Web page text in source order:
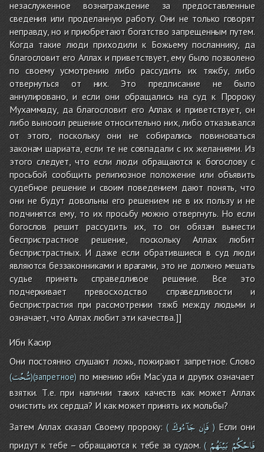
незаслуженное вознаграждение за предоставленные
сведения или проделанную работу. Они не только говорят
неправду, но и приобретают богатство запрещенным путем.
Когда такие люди приходили к Божьему посланнику, да
благословит его Аллах и приветствует, ему было позволено
по своему усмотрению либо рассудить их тяжбу, либо
отвернуться от них. Это предписание не было
аннулировано, и если они обращались на суд к Пророку
Мухаммаду, да благословит его Аллах и приветствует, он
либо выносил решение относительно них, либо отказывался
от этого, поскольку они не собирались повиноваться
законам шариата, если те не совпадали с их желаниями. Из
этого следует, что если люди обращаются к богослову с
просьбой сообщить религиозное положение или объявить
судебное решение и своим поведением дают понять, что
они не будут довольны его решением не в их пользу и не
подчинятся ему, то их просьбу можно отвергнуть. Но если
богослов решит рассудить их, то он обязан вынести
беспристрастное решение, поскольку Аллах любит
беспристрастных. И даже если обратившиеся в суд люди
являются беззаконниками и врагами, это не должно мешать
судье принять справедливое решение. Все это
подчеркивает превосходство справедливости и
беспристрастия при рассмотрении тяжб между людьми и
означает, что Аллах любит эти качества.]]
Ибн Касир
Они постоянно слушают ложь, пожирают запретное. Слово
(سُّحْت)(запретное)по мнению ибн Мас’уда и других означает
взятки. Т.е. при наличии таких качеств как может Аллах
очистить их сердца? И как может принять их мольбы?
Затем Аллах сказал Своему пророку: ( فَإِن جَآءُوكَ )Если они
придут к тебе – обращаются к тебе за судом. ( فَاحْكُمْ بَيْنَهُمْ